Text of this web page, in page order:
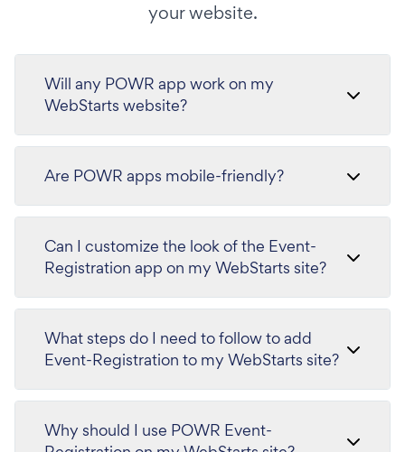
your website.
Will any POWR app work on my
WebStarts website?
Are POWR apps mobile-friendly?
Can I customize the look of the Event-
Registration app on my WebStarts site?
What steps do I need to follow to add
Event-Registration to my WebStarts site?
Why should I use POWR Event-